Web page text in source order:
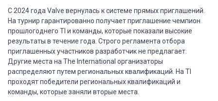
✅ Основной прогноз: П2
💡 Альтернатива: Тотал карт больше (2.5)
📊 Примерный счёт: 1:2
С 2024 года Valve вернулась к системе прямых приглашений.
На турнир гарантированно получает приглашение чемпион
прошлогоднего TI и команды, которые показали высокие
результаты в течение года. Строго регламента отбора
приглашенных участников разработчик не предлагает.
Другие места на The International организаторы
распределяют путем региональных квалификаций. На TI
проходят победители региональных квалификаций и
команды, которые заняли вторые места.